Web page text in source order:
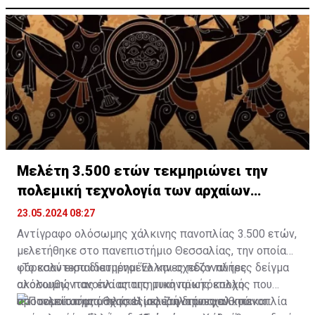
Μελέτη 3.500 ετών τεκμηριώνει την
πολεμική τεχνολογία των αρχαίων
Ελλήνων
23.05.2024 08:27
Αντίγραφο ολόσωμης χάλκινης πανοπλίας 3.500 ετών,
μελετήθηκε στο πανεπιστήμιο Θεσσαλίας, την οποίαν
φόρεσαν εκπαιδευμένοι Έλληνες πεζοναύτες
ακολουθώντας ένα απαιτητικό πρωτόκολλο
προσομοίωσης μάχης. Η μελέτη δημοσιεύθηκε
«Το καλύτερα διατηρημένο και σχεδόν πλήρες δείγμα
ολόσωμης πανοπλίας της μυκηναϊκής εποχής που
αποτελείται από πλάκες σφυρήλατου χαλκού και